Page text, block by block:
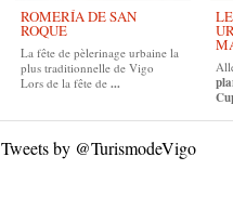
ROMERÍA DE SAN
ROQUE
La fête de pèlerinage urbaine la
plus traditionnelle de Vigo
Lors de la fête de ...
Tweets by @TurismodeVigo